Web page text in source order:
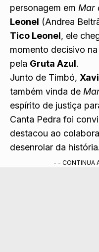
personagem em Mar
Leonel (Andrea
Tico Leonel, ele
momento decisivo
pela Gruta Azul.
Junto de Timbó,
também vinda de
espírito de justiça
Canta Pedra foi
destacou ao
desenrolar da história.
- - CONTINUA